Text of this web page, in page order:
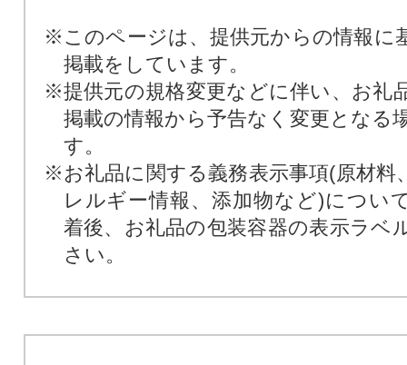
※このページは、提供元からの情報に
掲載をしています。
※提供元の規格変更などに伴い、お礼
掲載の情報から予告なく変更となる
す。
※お礼品に関する義務表示事項(原材料
レルギー情報、添加物など)につい
着後、お礼品の包装容器の表示ラベ
さい。